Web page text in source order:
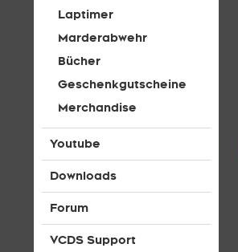
Laptimer
Marderabwehr
Bücher
Geschenkgutscheine
Merchandise
Youtube
Downloads
Forum
VCDS Support